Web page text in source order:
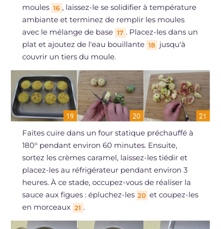
moules 16 , laissez-le se solidifier à température
ambiante et terminez de remplir les moules
avec le mélange de base 17 . Placez-les dans un
plat et ajoutez de l'eau bouillante 18
jusqu'à
couvrir un tiers du moule.
Faites cuire dans un four statique préchauffé à
180° pendant environ 60 minutes. Ensuite,
sortez les crèmes caramel, laissez-les tiédir et
placez-les au réfrigérateur pendant environ 3
heures. À ce stade, occupez-vous de réaliser la
sauce aux figues : épluchez-les 20 et coupez-les
en morceaux 21 .